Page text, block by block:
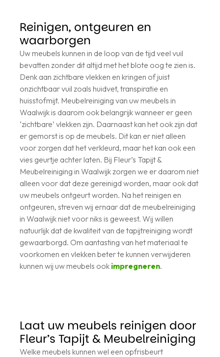
Reinigen, ontgeuren en
waarborgen
Uw meubels kunnen in de loop van de tijd veel vuil
bevatten zonder dit altijd met het blote oog te zien is.
Denk aan zichtbare vlekken en kringen of juist
onzichtbaar vuil zoals huidvet, transpiratie en
huisstofmijt. Meubelreiniging van uw meubels in
Waalwijk is daarom ook belangrijk wanneer er geen
‘zichtbare’ vlekken zijn. Daarnaast kan het ook zijn dat
er gemorst is op de meubels. Dit kan er niet alleen
voor zorgen dat het verkleurd, maar het kan ook een
vies geurtje achter laten. Bij Fleur’s Tapijt &
Meubelreiniging in Waalwijk zorgen we er daarom niet
alleen voor dat deze gereinigd worden, maar ook dat
uw meubels ontgeurt worden. Na het reinigen en
ontgeuren, streven wij ernaar dat de meubelreiniging
in Waalwijk niet voor niks is geweest. Wij willen
natuurlijk dat de kwaliteit van de tapijtreiniging wordt
gewaarborgd. Om aantasting van het materiaal te
voorkomen en vlekken beter te kunnen verwijderen
kunnen wij uw meubels ook impregneren.
Laat uw meubels reinigen door
Fleur’s Tapijt & Meubelreiniging
Welke meubels kunnen wel een opfrisbeurt